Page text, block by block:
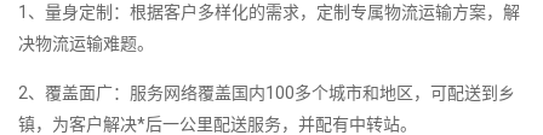
1、量身定制：根据客户多样化的需求，定制专属物流运输方案，解
决物流运输难题。
2、覆盖面广：服务网络覆盖国内100多个城市和地区，可配送到乡
镇，为客户解决*后一公里配送服务，并配有中转站。